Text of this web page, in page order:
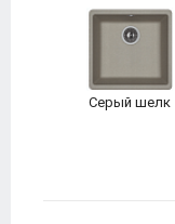
Серый шелк